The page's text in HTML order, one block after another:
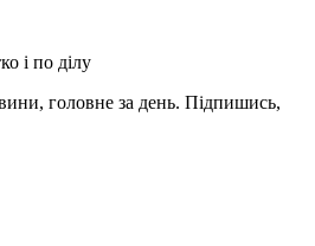
і по ділу
головне за день. Підпишись,